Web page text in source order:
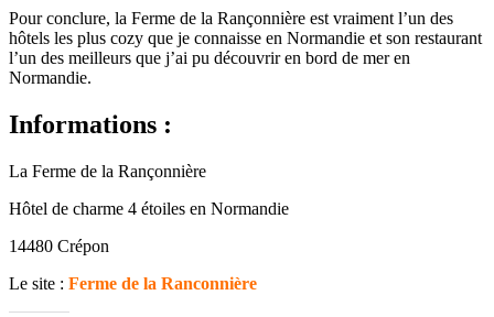
Pour conclure, la Ferme de la Rançonnière est vraiment l’un des
hôtels les plus cozy que je connaisse en Normandie et son restaurant
l’un des meilleurs que j’ai pu découvrir en bord de mer en
Normandie.
Informations :
La Ferme de la Rançonnière
Hôtel de charme 4 étoiles en Normandie
14480 Crépon
Le site : Ferme de la Ranconnière